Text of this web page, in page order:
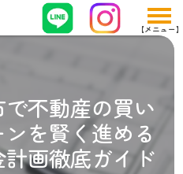
不動産の買い
を賢く進める
画徹底ガイド